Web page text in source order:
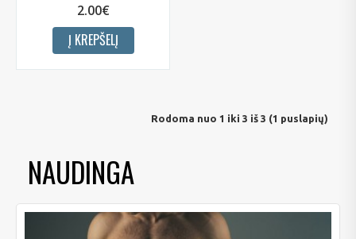
2.00€
Į KREPŠELĮ
Rodoma nuo 1 iki 3 iš 3 (1 puslapių)
NAUDINGA